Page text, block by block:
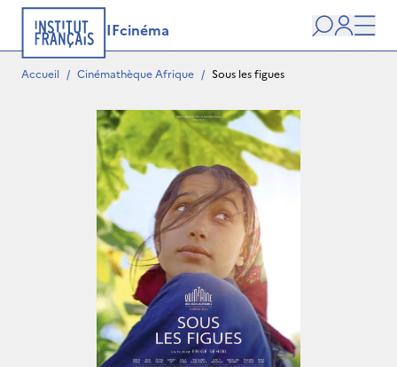
IFcinéma
user
Accueil / Cinémathèque Afrique / Sous les figues